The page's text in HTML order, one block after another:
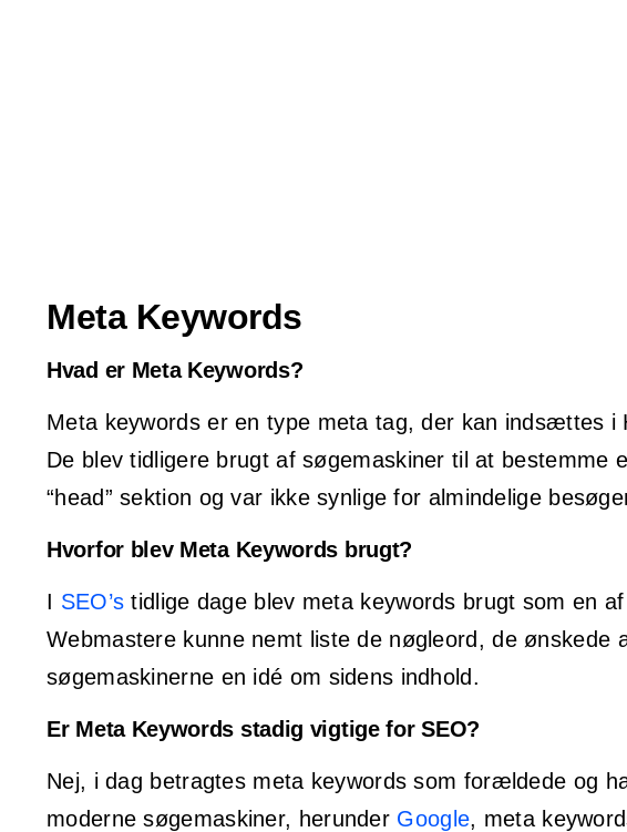
Meta Keywords
Hvad er Meta Keywords?
Meta keywords er en type meta tag, der kan indsættes i
De blev tidligere brugt af søgemaskiner til at bestemme
“head” sektion og var ikke synlige for almindelige
Hvorfor blev Meta Keywords brugt?
I SEO’s tidlige dage blev meta keywords brugt som en
Webmastere kunne nemt liste de nøgleord, de
søgemaskinerne en idé om sidens indhold.
Er Meta Keywords stadig vigtige for SEO?
Nej, i dag betragtes meta keywords som forældede og
moderne søgemaskiner, herunder Google, meta